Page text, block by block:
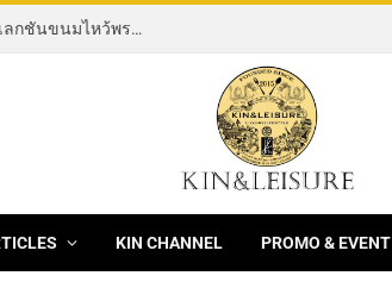
[News] THE ROCKING HORSE OF RESILIENCE คอลเลกชันขนมไหว้พระจันทร์ mooncake ประจำปี 2569 จากBanyan Tree Bangkok 1 สิงหาคม – 25 กันยายน 2569
KIN CHANNEL PROMO & EVENT